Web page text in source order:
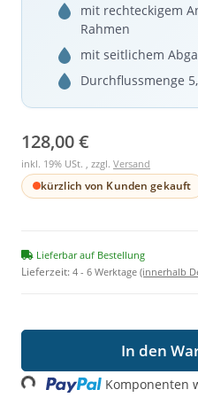
mit rechteckigem
Rahmen
mit seitlichem
Durchflussmenge
128,00 €
inkl. 19% USt. , zzgl. Versand
kürzlich von Kunden gekauft
Lieferbar auf Bestellung
Lieferzeit: 4 - 6 Werktage (innerhalb
In den
Loading... Komponenten